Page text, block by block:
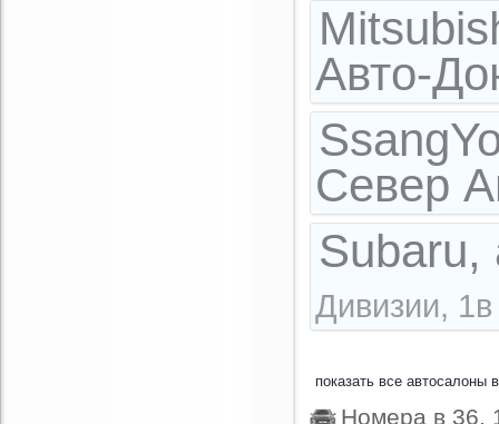
Авто-
Север
Subaru,
Дивизии, 1в
показать все автоcалоны
Номера в 36,